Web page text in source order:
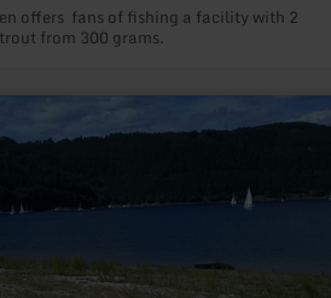
offers fans of fishing a facility with 2
from 300 grams.